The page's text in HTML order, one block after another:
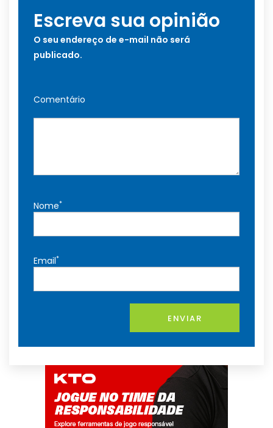
Escreva sua opinião
O seu endereço de e-mail não será
publicado.
Comentário
Nome*
Email*
ENVIAR